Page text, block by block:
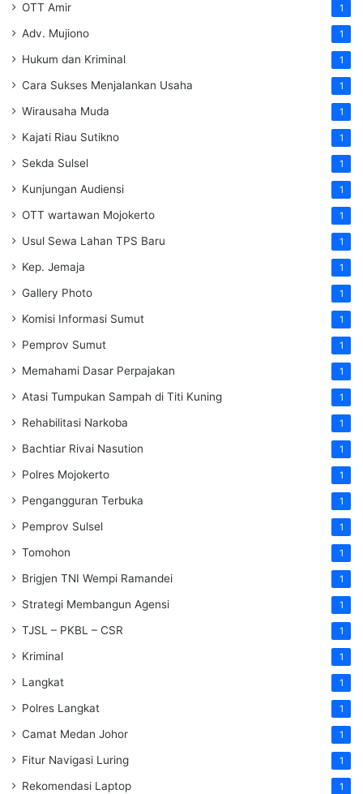
OTT Amir 1
Adv. Mujiono 1
Hukum dan Kriminal 1
Cara Sukses Menjalankan Usaha 1
Wirausaha Muda 1
Kajati Riau Sutikno 1
Sekda Sulsel 1
Kunjungan Audiensi 1
OTT wartawan Mojokerto 1
Usul Sewa Lahan TPS Baru 1
Kep. Jemaja 1
Gallery Photo 1
Komisi Informasi Sumut 1
Pemprov Sumut 1
Memahami Dasar Perpajakan 1
Atasi Tumpukan Sampah di Titi Kuning 1
Rehabilitasi Narkoba 1
Bachtiar Rivai Nasution 1
Polres Mojokerto 1
Pengangguran Terbuka 1
Pemprov Sulsel 1
Tomohon 1
Brigjen TNI Wempi Ramandei 1
Strategi Membangun Agensi 1
TJSL – PKBL – CSR 1
Kriminal 1
Langkat 1
Polres Langkat 1
Camat Medan Johor 1
Fitur Navigasi Luring 1
Rekomendasi Laptop 1